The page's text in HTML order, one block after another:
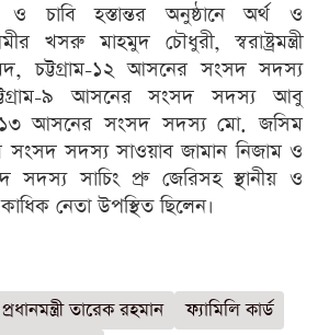
চাবি হস্তান্তর অনুষ্ঠানে অর্থ ও
খসরু মাহমুদ চৌধুরী, স্বরাষ্ট্রমন্ত্রী
চট্টগ্রাম-১২ আসনের সংসদ সদস্য
৯ আসনের সংসদ সদস্য আবু
১৩ আসনের সংসদ সদস্য মো. জসিম
সংসদ সদস্য সাওয়াব জামান নিজাম ও
সদস্য সাচিং প্রু জেরিসহ স্থানীয় ও
নেতা উপস্থিত ছিলেন।
প্রধানমন্ত্রী তারেক রহমান
ফ্যামিলি কার্ড